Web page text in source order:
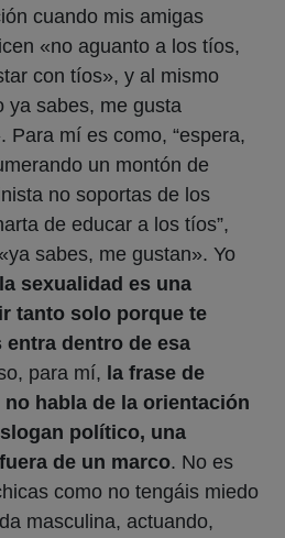
cuando mis amigas
«no aguanto a los tíos,
con tíos», y al mismo
ya sabes, me gusta
Para mí es como, “espera,
un montón de
no soportas de los
de educar a los tíos”,
sabes, me gustan». Yo
sexualidad es una
tanto solo porque te
dentro de esa
para mí, la frase de
habla de la orientación
político, una
de un marco. No es
como no tengáis miedo
masculina, actuando,